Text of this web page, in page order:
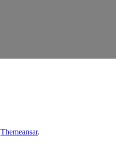
Themeansar.